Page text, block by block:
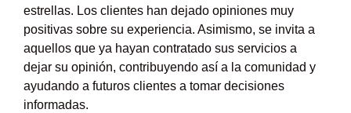
estrellas. Los clientes han dejado opiniones muy
positivas sobre su experiencia. Asimismo, se invita a
aquellos que ya hayan contratado sus servicios a
dejar su opinión, contribuyendo así a la comunidad y
ayudando a futuros clientes a tomar decisiones
informadas.